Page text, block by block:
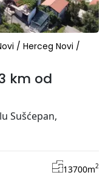
/ Herceg Novi /
km od
Sušćepan,
13700m2